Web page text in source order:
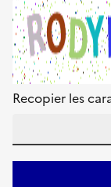
Recopier les